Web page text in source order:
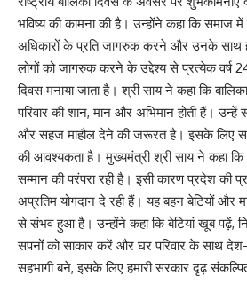
भविष्य की कामना की है। उन्होंने कहा कि समाज
अधिकारों के प्रति जागरुक करने और उनके साथ
लोगों को जागरुक करने के उद्देश्य से प्रत्येक वर्ष 24
दिवस मनाया जाता है। श्री साय ने कहा कि
परिवार की शान, मान और अभिमान होती हैं।
और सहज माहौल देने की जरूरत है। इसके लिए
की आवश्यकता है। मुख्यमंत्री श्री साय ने कहा
सम्मान की परंपरा रही है। इसी कारण प्रदेश की
अप्रतिम योगदान दे रही हैं। यह बहन बेटियों और
से संभव हुआ है। उन्होंने कहा कि बेटियां खूब पढ़ें,
सपनों को साकार करें और घर परिवार के साथ
सहभागी बने, इसके लिए हमारी सरकार दृढ़